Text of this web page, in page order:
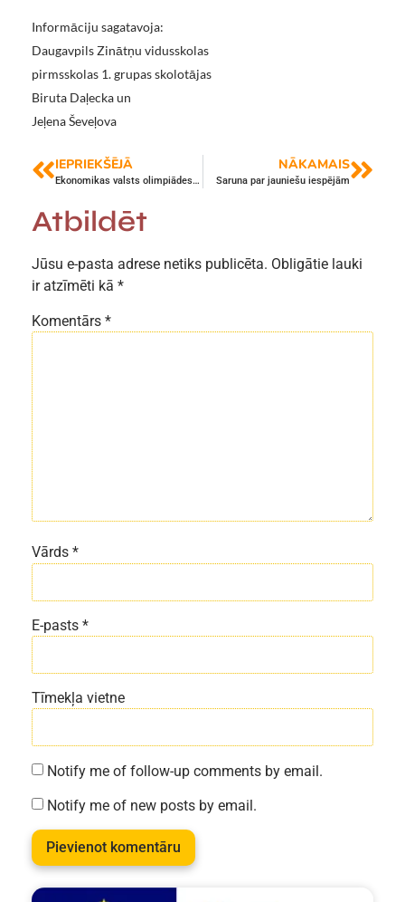
Informāciju sagatavoja:
Daugavpils Zinātņu vidusskolas
pirmsskolas 1. grupas skolotājas
Biruta Daļecka un
Jeļena Ševeļova
IEPRIEKŠĒJĀ
Ekonomikas valsts olimpiādes II posma rezultāti
NĀKAMAIS
Saruna par jauniešu iespējām
Atbildēt
Jūsu e-pasta adrese netiks publicēta. Obligātie lauki
ir atzīmēti kā *
Komentārs *
Vārds *
E-pasts *
Tīmekļa vietne
Notify me of follow-up comments by email.
Notify me of new posts by email.